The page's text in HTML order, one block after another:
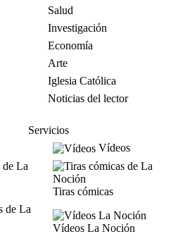
Salud
Investigación
Economía
Arte
Iglesia Católica
Noticias del lector
Servicios
Vídeos
Tiras cómicas
Vídeos La Noción